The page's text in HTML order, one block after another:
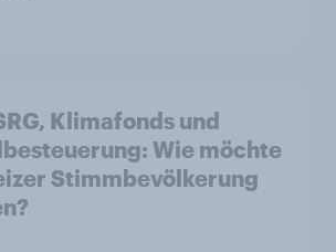
Klimafonds und
Wie möchte
Stimmbevölkerung